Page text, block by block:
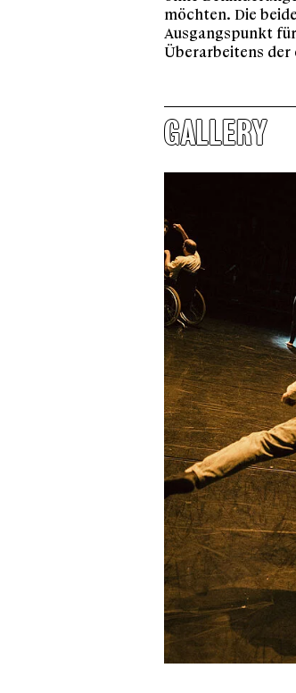
möchten. Die
Ausgangspunkt
Überarbeitens der
GALLERY